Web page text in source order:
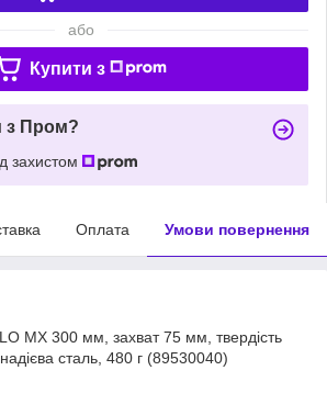
або
Купити з
з Пром?
захистом
Оплата Умови повернення
MX 300 мм, захват 75 мм, твердість
сталь, 480 г (89530040)